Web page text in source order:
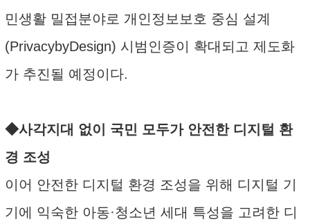
민생활 밀접분야로 개인정보보호 중심 설계
(PrivacybyDesign) 시범인증이 확대되고 제도화
가 추진될 예정이다.
◆사각지대 없이 국민 모두가 안전한 디지털 환
경 조성
이어 안전한 디지털 환경 조성을 위해 디지털 기
기에 익숙한 아동·청소년 세대 특성을 고려한 디